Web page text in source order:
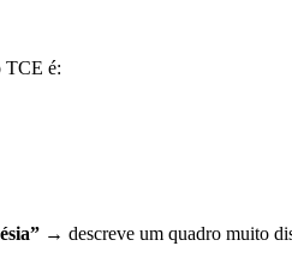
TCE é:
→ descreve um quadro muito